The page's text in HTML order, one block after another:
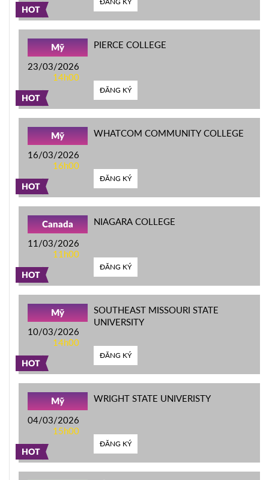
HOT
HOT
Mỹ
23/03/2026
14h00
PIERCE COLLEGE
ĐĂNG KÝ
HOT
Mỹ
16/03/2026
16h00
WHATCOM COMMUNITY COLLEGE
ĐĂNG KÝ
HOT
Canada
11/03/2026
11h00
NIAGARA COLLEGE
ĐĂNG KÝ
HOT
Mỹ
10/03/2026
14h00
SOUTHEAST MISSOURI STATE
UNIVERSITY
ĐĂNG KÝ
HOT
Mỹ
04/03/2026
15h00
WRIGHT STATE UNIVERISTY
ĐĂNG KÝ